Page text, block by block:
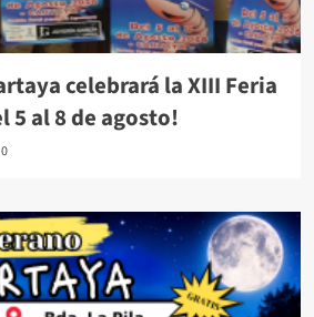
celebrará la XIII Feria
5 al 8 de agosto!
0